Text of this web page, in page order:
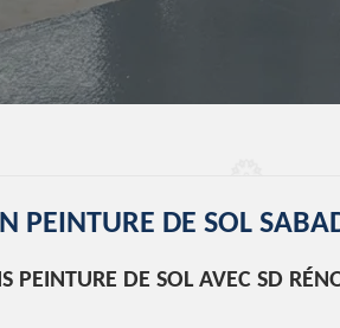
PEINTURE DE SOL
PEINTURE DE SOL AVEC SD